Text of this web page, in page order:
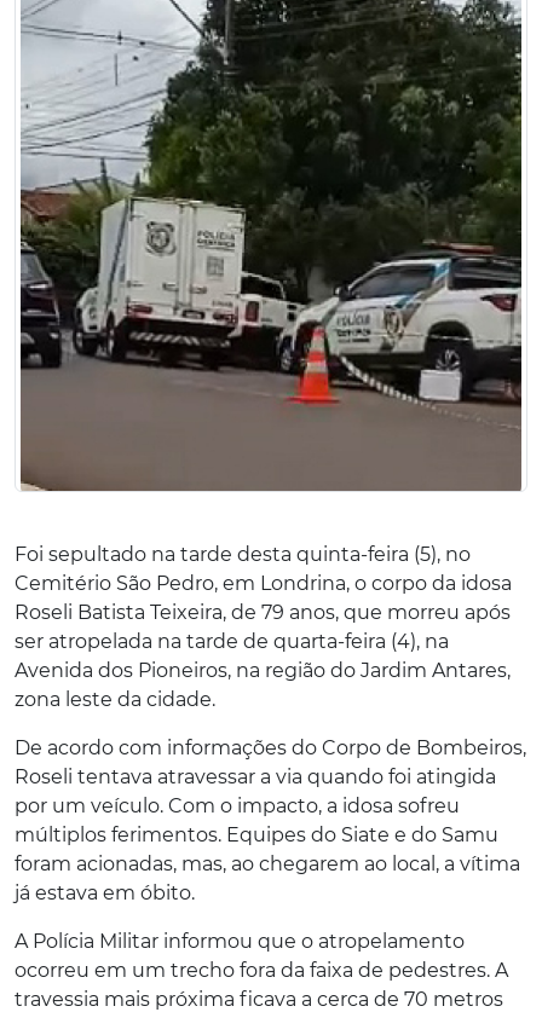
Foi sepultado na tarde desta quinta-feira (5), no
Cemitério São Pedro, em Londrina, o corpo da idosa
Roseli Batista Teixeira, de 79 anos, que morreu após
ser atropelada na tarde de quarta-feira (4), na
Avenida dos Pioneiros, na região do Jardim Antares,
zona leste da cidade.
De acordo com informações do Corpo de Bombeiros,
Roseli tentava atravessar a via quando foi atingida
por um veículo. Com o impacto, a idosa sofreu
múltiplos ferimentos. Equipes do Siate e do Samu
foram acionadas, mas, ao chegarem ao local, a vítima
já estava em óbito.
A Polícia Militar informou que o atropelamento
ocorreu em um trecho fora da faixa de pedestres. A
travessia mais próxima ficava a cerca de 70 metros